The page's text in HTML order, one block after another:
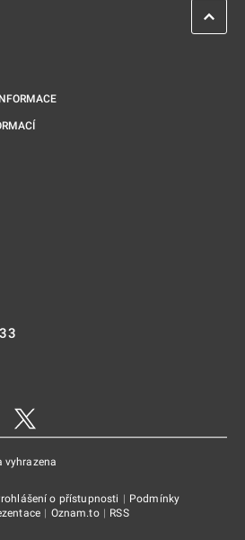
nové kartě
na nové kartě
se otevře na nové kartě
Odkaz se otevře na nové kartě
vyhrazena
o přístupnosti | Podmínky
| Oznam.to | RSS
ZPĚT